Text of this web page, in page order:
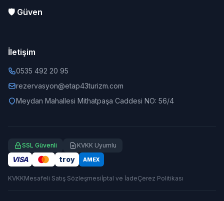
🛡️ Güven
İletişim
0535 492 20 95
rezervasyon@etap43turizm.com
Meydan Mahallesi Mithatpaşa Caddesi NO: 56/4
SSL Güvenli KVKK Uyumlu
VISA troy AMEX
KVKKMesafeli Satış Sözleşmesiİptal ve İadeÇerez Politikası